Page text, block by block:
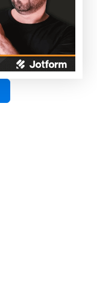
Antworten